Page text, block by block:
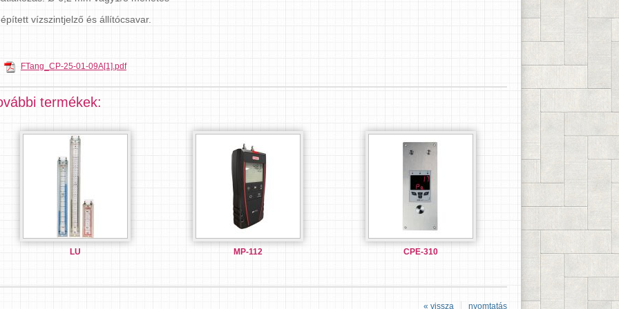
vízszintjelző és állítócsavar.
FTang_CP-25-01-09A[1].pdf
termékek:
LU MP-112 CPE-310
nyomtatás
« vissza